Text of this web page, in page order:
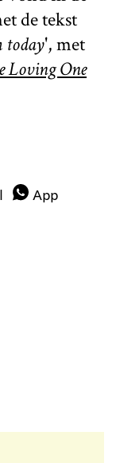
de tekst
today', met
Loving One
App